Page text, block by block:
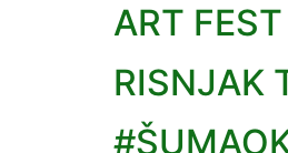
ART
RISNJAK